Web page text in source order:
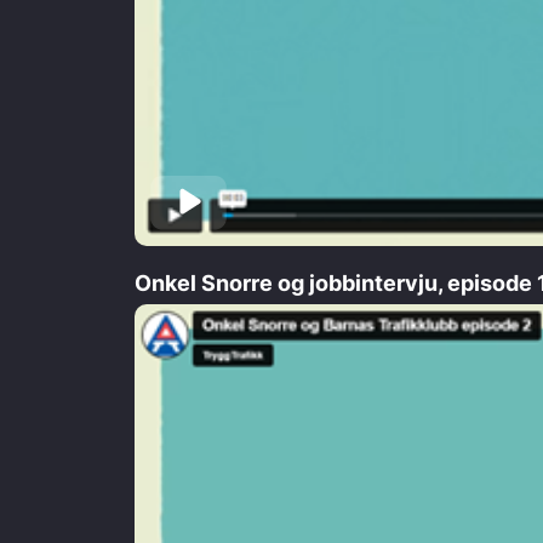
Onkel Snorre og jobbintervju, episode